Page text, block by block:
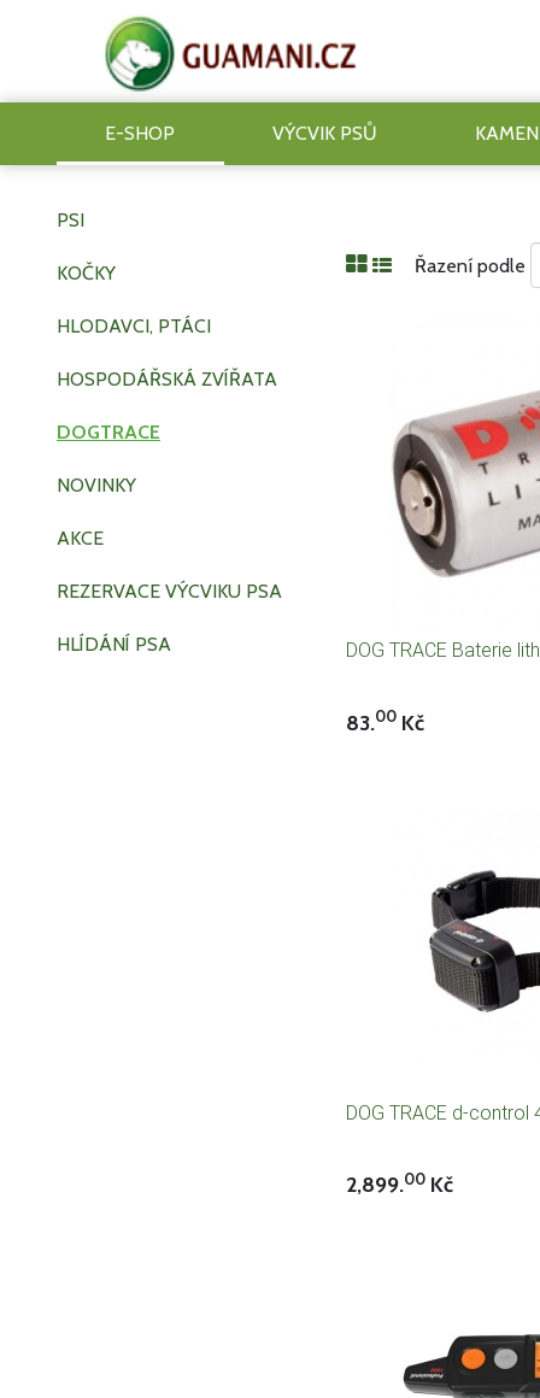
E-SHOP VÝCVIK PSŮ
PSI
KOČKY
HLODAVCI, PTÁCI
HOSPODÁŘSKÁ ZVÍŘATA
DOGTRACE
NOVINKY
AKCE
REZERVACE VÝCVIKU PSA
HLÍDÁNÍ PSA
Řazení podle
DOG TRACE Baterie
83.00 Kč
DOG TRACE d-control
2,899.00 Kč